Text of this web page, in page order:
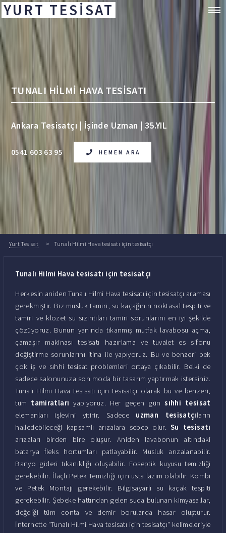
YURT TESİSAT
TUNALI HİLMİ HAVA TESİSATI
Ankara Tesisatçı | İşinde Uzman | 35.YIL
0541 603 63 95 HEMEN ARA
Yurt Tesisat Tunalı Hilmi Hava tesisatı için tesisatçı
Tunalı Hilmi Hava tesisatı için tesisatçı
Herkesin aniden Tunalı Hilmi Hava tesisatı için tesisatçı araması
gerekmiştir. Biz musluk tamiri, su kaçağının noktasal tespiti ve
tamiri ve klozet su sızıntıları tamiri sorunlarını en iyi şekilde
çözüyoruz. Bunun yanında tıkanmış mutfak lavabosu açma,
çamaşır makinası tesisatı hazırlama ve tuvalet es sifonu
değiştirme sorunlarını itina ile yapıyoruz. Bu ve benzeri pek
çok iş ve sıhhi tesisat problemleri ortaya çıkabilir. Belki de
sadece salonunuza son moda bir tasarım yaptırmak istersiniz.
Tunalı Hilmi Hava tesisatı için tesisatçı olarak bu ve benzeri,
tüm tamiratları yapıyoruz. Her geçen günsıhhi tesisat
elemanları işlevini yitirir. Sadece uzman tesisatçıların
halledebileceği kapsamlı arızalara sebep olur.Su tesisatı
arızaları birden bire oluşur. Aniden lavabonun altındaki
batarya fleks hortumları patlayabilir. Musluk arızalanabilir.
Banyo gideri tıkanıklığı oluşabilir. Foseptik kuyusu temizliği
gerekebilir. İlaçlı Petek Temizliği için usta lazım olabilir. Kombi
ve Petek Montajı gerekebilir. Bilgisayarlı su kaçak tespiti
gerekebilir. Şebeke hattından gelen suda bulunan kimyasallar,
değdiği tüm conta ve demir borularda hasar oluşturur.
İnternette "Tunalı Hilmi Hava tesisatı için tesisatçı" kelimeleriyle